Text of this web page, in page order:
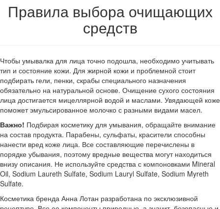
Правила выбора очищающих
средств
Чтобы умывалка для лица точно подошла, необходимо учитывать
тип и состояние кожи. Для жирной кожи и проблемной стоит
подбирать гели, пенки, скрабы специального назначения
обязательно на натуральной основе. Очищение сухого состояния
лица достигается мицеллярной водой и маслами. Увядающей коже
поможет эмульсированное молочко с разными видами масел.
Важно! Подбирая косметику для умывания, обращайте внимание
на состав продукта. Парабены, сульфаты, красители способны
нанести вред коже лица. Все составляющие перечислены в
порядке убывания, поэтому вредные вещества могут находиться
внизу описания. Не используйте средства с компоновками Mineral
Oil, Sodium Laureth Sulfate, Sodium Lauryl Sulfate, Sodium Myreth
Sulfate.
Косметика бренда Анна Лотан разработана по эксклюзивной